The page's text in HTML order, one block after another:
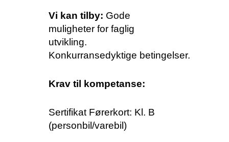
Vi kan tilby: Gode
muligheter for faglig
utvikling.
Konkurransedyktige betingelser.
Krav til kompetanse:
Sertifikat Førerkort: Kl. B
(personbil/varebil)